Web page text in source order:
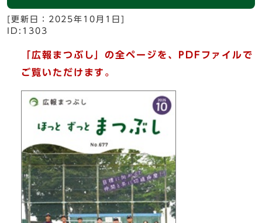
[更新日： 2025年10月1日
ID:1303
「広報まつぶし」の全ページを、PDFファイルで
ご覧いただけます。